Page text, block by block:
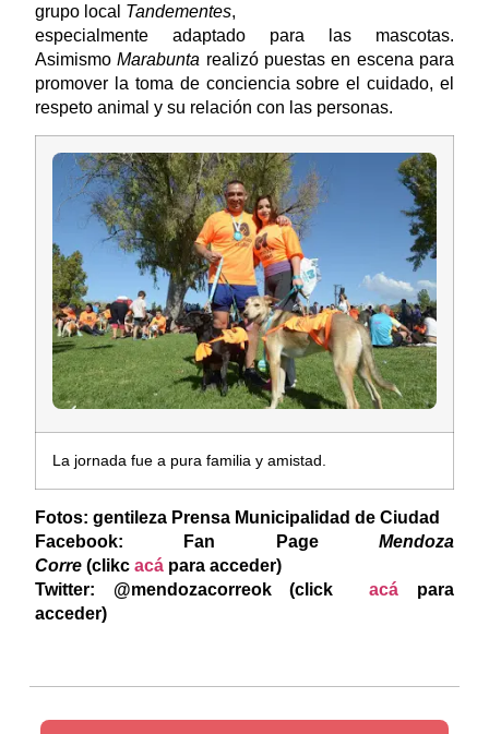
grupo local Tandementes,
especialmente adaptado para las mascotas.
AsimismoMarabunta realizó puestas en escena para
promover la toma de conciencia sobre el cuidado, el
respeto animal y su relación con las personas.
La jornada fue a pura familia y amistad.
Fotos: gentileza Prensa Municipalidad de Ciudad
Facebook: Fan PageMendoza
Corre(clikc acápara acceder)
Twitter: @mendozacorreok (click
acá para
acceder)